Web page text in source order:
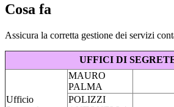
Cosa fa
Assicura la corretta gestione dei servizi
UFFICI DI
Ufficio
MAURO
PALMA
POLIZZI